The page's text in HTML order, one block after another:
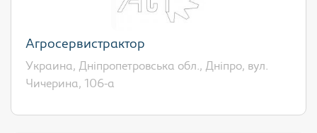
Агросервистрактор
Украина, Дніпропетровська обл., Дніпро, вул.
Чичерина, 106-а